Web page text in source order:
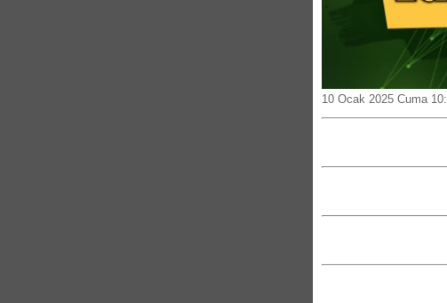
10 Ocak 2025 Cuma